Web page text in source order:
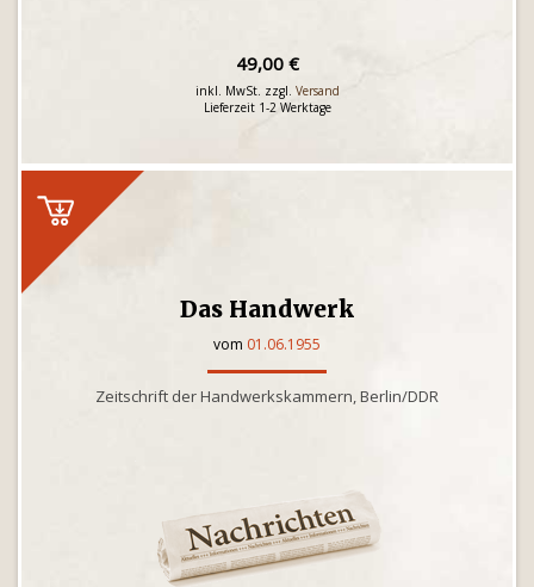
49,00 €
inkl. MwSt. zzgl. Versand
Lieferzeit 1-2 Werktage
Das Handwerk
vom 01.06.1955
Zeitschrift der Handwerkskammern, Berlin/DDR